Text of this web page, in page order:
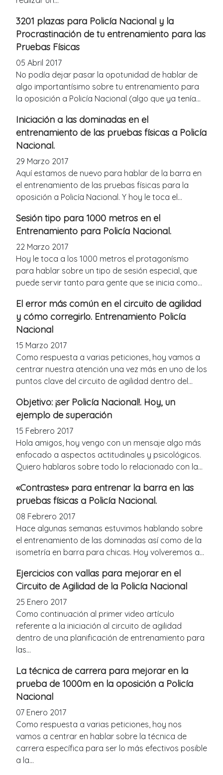
3201 plazas para Policía Nacional y la
Procrastinación de tu entrenamiento para las
Pruebas Físicas
05 Abril 2017
No podía dejar pasar la opotunidad de hablar de
algo importantísimo sobre tu entrenamiento para
la oposición a Policía Nacional (algo que ya tenía...
Iniciación a las dominadas en el
entrenamiento de las pruebas físicas a Policía
Nacional.
29 Marzo 2017
Aquí estamos de nuevo para hablar de la barra en
el entrenamiento de las pruebas físicas para la
oposición a Policía Nacional. Y hoy le toca el...
Sesión tipo para 1000 metros en el
Entrenamiento para Policía Nacional.
22 Marzo 2017
Hoy le toca a los 1000 metros el protagonísmo
para hablar sobre un tipo de sesión especial, que
puede servir tanto para gente que se inicia como...
El error más común en el circuito de agilidad
y cómo corregirlo. Entrenamiento Policía
Nacional
15 Marzo 2017
Como respuesta a varias peticiones, hoy vamos a
centrar nuestra atención una vez más en uno de los
puntos clave del circuito de agilidad dentro del...
Objetivo: ¡ser Policía Nacional!. Hoy, un
ejemplo de superación
15 Febrero 2017
Hola amigos, hoy vengo con un mensaje algo más
enfocado a aspectos actitudinales y psicológicos.
Quiero hablaros sobre todo lo relacionado con la...
«Contrastes» para entrenar la barra en las
pruebas físicas a Policía Nacional.
08 Febrero 2017
Hace algunas semanas estuvimos hablando sobre
el entrenamiento de las dominadas así como de la
isometría en barra para chicas. Hoy volveremos a...
Ejercicios con vallas para mejorar en el
Circuito de Agilidad de la Policía Nacional
25 Enero 2017
Como continuación al primer video artículo
referente a la iniciación al circuito de agilidad
dentro de una planificación de entrenamiento para
las...
La técnica de carrera para mejorar en la
prueba de 1000m en la oposición a Policía
Nacional
07 Enero 2017
Como respuesta a varias peticiones, hoy nos
vamos a centrar en hablar sobre la técnica de
carrera específica para ser lo más efectivos posible
a la...